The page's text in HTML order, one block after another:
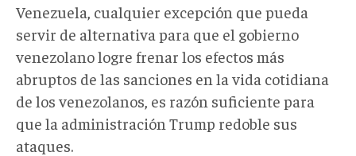
Venezuela, cualquier excepción que pueda
servir de alternativa para que el gobierno
venezolano logre frenar los efectos más
abruptos de las sanciones en la vida cotidiana
de los venezolanos, es razón suficiente para
que la administración Trump redoble sus
ataques.